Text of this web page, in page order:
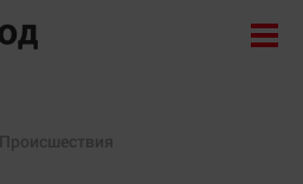
Происшествия